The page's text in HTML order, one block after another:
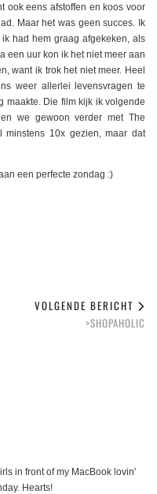
ook eens afstoffen en koos voor
Maar het was geen succes. Ik
had hem graag afgekeken, als
een uur kon ik het niet meer aan
want ik trok het niet meer. Heel
weer allerlei levensvragen te
maakte. Die film kijk ik volgende
we gewoon verder met The
minstens 10x gezien, maar dat
een perfecte zondag :)
VOLGENDE BERICHT
>SHOPAHOLIC
in front of my MacBook lovin'
Hearts!